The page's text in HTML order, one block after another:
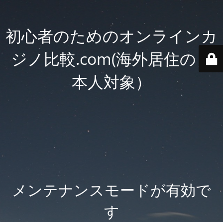
初心者のためのオンラインカ
ジノ比較.com(海外居住の日
本人対象）
メンテナンスモードが有効で
す